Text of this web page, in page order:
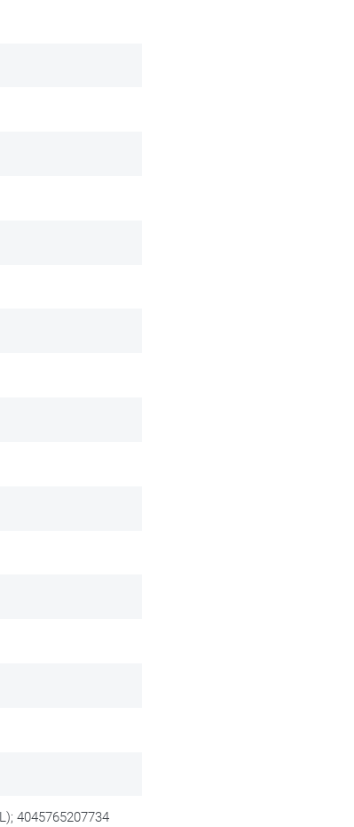
4045765207734